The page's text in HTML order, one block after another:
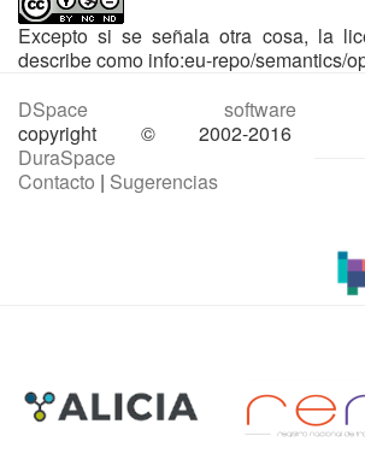
Excepto si se señala otra cosa, la
describe como info:eu-repo/semantics/
DSpace software
copyright © 2002-2016
DuraSpace
Contacto | Sugerencias